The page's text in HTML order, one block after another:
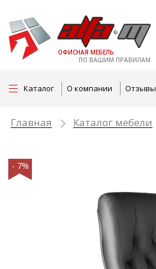
ОФИСНАЯ МЕБЕЛЬ
ПО ВАШИМ ПРАВИЛАМ
Каталог О компании Отзывы
Главная Каталог мебели
- 7%